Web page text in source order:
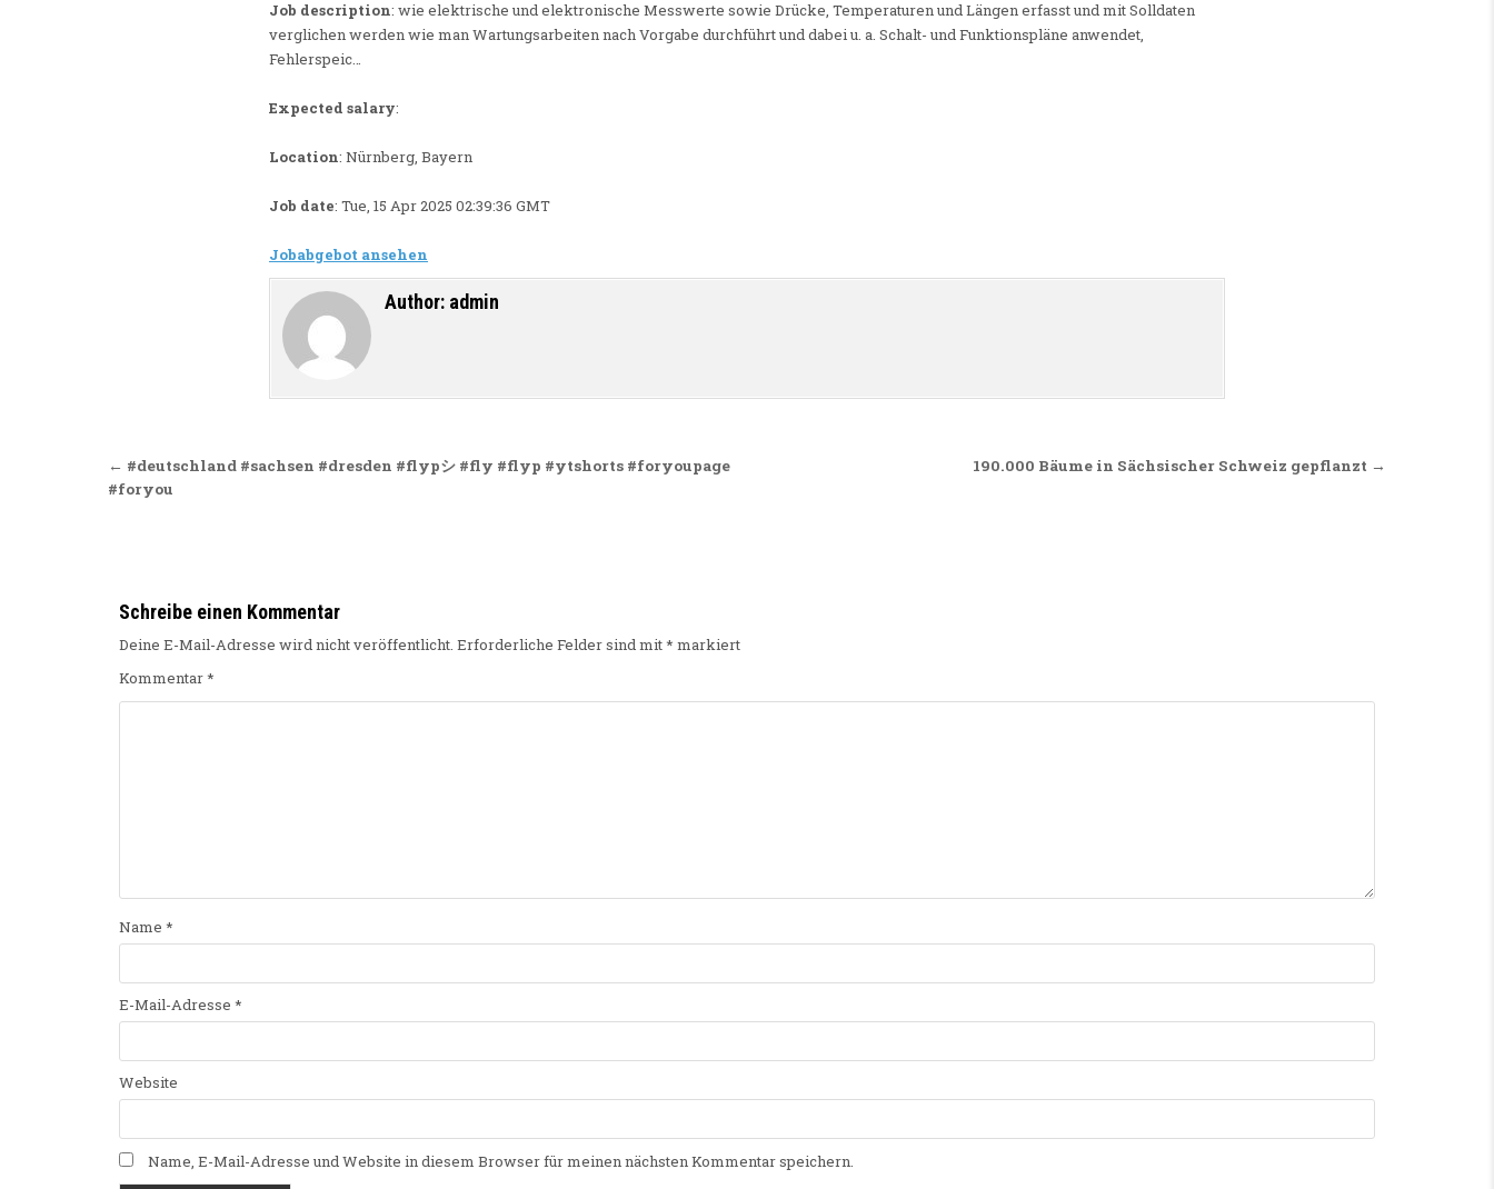
Job description: wie elektrische und elektronische Messwerte sowie Drücke, Temperaturen und Längen erfasst und mit Solldaten
verglichen werden wie man Wartungsarbeiten nach Vorgabe durchführt und dabei u. a. Schalt- und Funktionspläne anwendet,
Fehlerspeic…
Expected salary:
Location: Nürnberg, Bayern
Job date: Tue, 15 Apr 2025 02:39:36 GMT
Jobabgebot ansehen
Author: admin
Beitragsnavigation 190.000 Bäume in Sächsischer Schweiz gepflanzt →
← #deutschland #sachsen #dresden #flypシ #fly #flyp #ytshorts #foryoupage
#foryou
Schreibe einen Kommentar
Deine E-Mail-Adresse wird nicht veröffentlicht. Erforderliche Felder sind mit* markiert
Kommentar*
Name *
E-Mail-Adresse *
Website
Name, E-Mail-Adresse und Website in diesem Browser für meinen nächsten Kommentar speichern.